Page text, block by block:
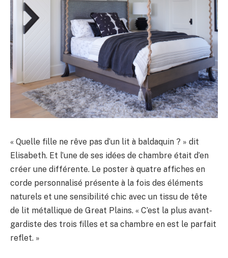
« Quelle fille ne rêve pas d’un lit à baldaquin ? » dit
Elisabeth. Et l’une de ses idées de chambre était d’en
créer une différente. Le poster à quatre affiches en
corde personnalisé présente à la fois des éléments
naturels et une sensibilité chic avec un tissu de tête
de lit métallique de Great Plains. « C’est la plus avant-
gardiste des trois filles et sa chambre en est le parfait
reflet. »